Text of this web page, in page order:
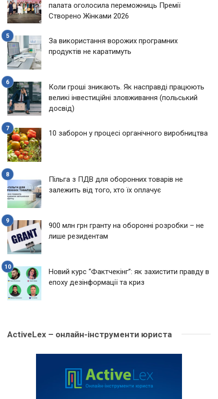
палата оголосила переможниць Премії
Створено Жінками 2026
За використання ворожих програмних
продуктів не каратимуть
Коли гроші зникають. Як насправді працюють
великі інвестиційні зловживання (польський
досвід)
10 заборон у процесі органічного виробництва
Пільга з ПДВ для оборонних товарів не
залежить від того, хто їх оплачує
900 млн грн гранту на оборонні розробки – не
лише резидентам
Новий курс “Фактчекінг”: як захистити правду в
епоху дезінформації та криз
ActiveLex – онлайн-інструменти юриста